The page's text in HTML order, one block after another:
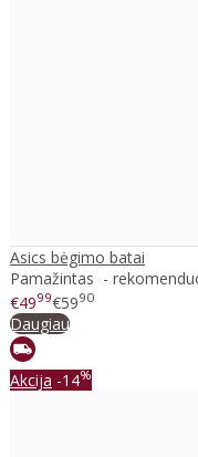
Asics bėgimo batai
Pamažintas -
€4999€5990
Daugiau
Akcija -14%